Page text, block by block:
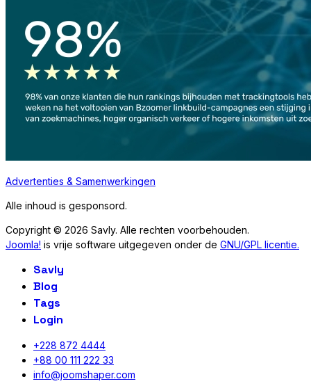
Advertenties & Samenwerkingen
Alle inhoud is gesponsord.
Copyright © 2026 Savly. Alle rechten voorbehouden.
Joomla! is vrije software uitgegeven onder de GNU/GPL licentie.
Savly
Blog
Tags
Login
+228 872 4444
+88 00 111 222 33
info@joomshaper.com